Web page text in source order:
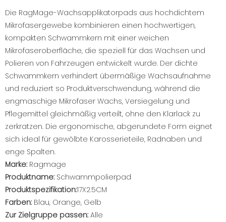
Die RagMage-Wachsapplikatorpads aus hochdichtem
Mikrofasergewebe kombinieren einen hochwertigen,
kompakten Schwammkern mit einer weichen
Mikrofaseroberfläche, die speziell für das Wachsen und
Polieren von Fahrzeugen entwickelt wurde. Der dichte
Schwammkern verhindert übermäßige Wachsaufnahme
und reduziert so Produktverschwendung, während die
engmaschige Mikrofaser Wachs, Versiegelung und
Pflegemittel gleichmäßig verteilt, ohne den Klarlack zu
zerkratzen. Die ergonomische, abgerundete Form eignet
sich ideal für gewölbte Karosserieteile, Radnaben und
enge Spalten.
Marke: Ragmage
Produktname: Schwammpolierpad
Produktspezifikation:17X2.5CM
Farben: Blau, Orange, Gelb
Zur Zielgruppe passen: Alle